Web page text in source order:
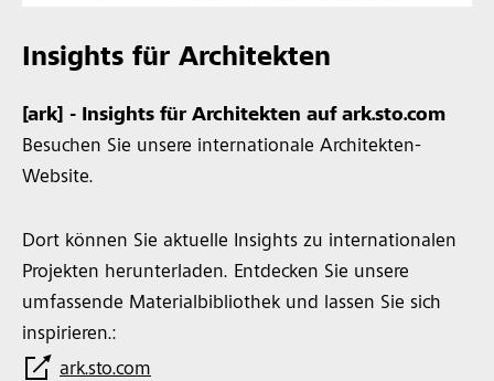
Insights für Architekten
[ark] - Insights für Architekten auf ark.sto.com
Besuchen Sie unsere internationale Architekten-
Website.
Dort können Sie aktuelle Insights zu internationalen
Projekten herunterladen. Entdecken Sie unsere
umfassende Materialbibliothek und lassen Sie sich
inspirieren.:
ark.sto.com